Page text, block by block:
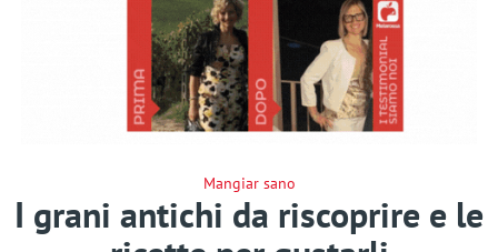
Mangiar sano
I grani antichi da riscoprire e le